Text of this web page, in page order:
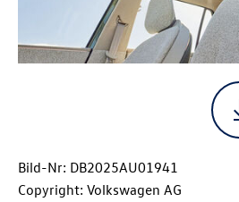
Bild-Nr: DB2025AU01941
Copyright: Volkswagen AG